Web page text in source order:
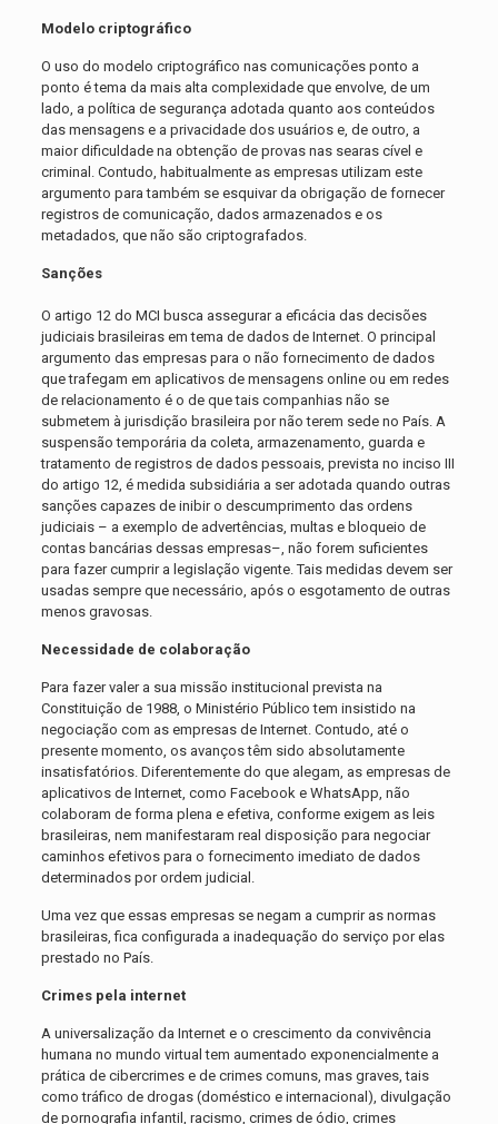
Modelo criptográfico
O uso do modelo criptográfico nas comunicações ponto a
ponto é tema da mais alta complexidade que envolve, de um
lado, a política de segurança adotada quanto aos conteúdos
das mensagens e a privacidade dos usuários e, de outro, a
maior dificuldade na obtenção de provas nas searas cível e
criminal. Contudo, habitualmente as empresas utilizam este
argumento para também se esquivar da obrigação de fornecer
registros de comunicação, dados armazenados e os
metadados, que não são criptografados.
Sanções
O artigo 12 do MCI busca assegurar a eficácia das decisões
judiciais brasileiras em tema de dados de Internet. O principal
argumento das empresas para o não fornecimento de dados
que trafegam em aplicativos de mensagens online ou em redes
de relacionamento é o de que tais companhias não se
submetem à jurisdição brasileira por não terem sede no País. A
suspensão temporária da coleta, armazenamento, guarda e
tratamento de registros de dados pessoais, prevista no inciso III
do artigo 12, é medida subsidiária a ser adotada quando outras
sanções capazes de inibir o descumprimento das ordens
judiciais – a exemplo de advertências, multas e bloqueio de
contas bancárias dessas empresas–, não forem suficientes
para fazer cumprir a legislação vigente. Tais medidas devem ser
usadas sempre que necessário, após o esgotamento de outras
menos gravosas.
Necessidade de colaboração
Para fazer valer a sua missão institucional prevista na
Constituição de 1988, o Ministério Público tem insistido na
negociação com as empresas de Internet. Contudo, até o
presente momento, os avanços têm sido absolutamente
insatisfatórios. Diferentemente do que alegam, as empresas de
aplicativos de Internet, como Facebook e WhatsApp, não
colaboram de forma plena e efetiva, conforme exigem as leis
brasileiras, nem manifestaram real disposição para negociar
caminhos efetivos para o fornecimento imediato de dados
determinados por ordem judicial.
Uma vez que essas empresas se negam a cumprir as normas
brasileiras, fica configurada a inadequação do serviço por elas
prestado no País.
Crimes pela internet
A universalização da Internet e o crescimento da convivência
humana no mundo virtual tem aumentado exponencialmente a
prática de cibercrimes e de crimes comuns, mas graves, tais
como tráfico de drogas (doméstico e internacional), divulgação
de pornografia infantil, racismo, crimes de ódio, crimes